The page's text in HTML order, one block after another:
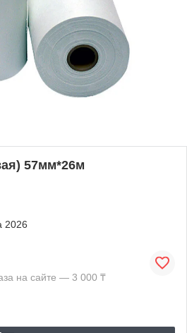
57мм*26м
2026
на сайте — 3 000 ₸